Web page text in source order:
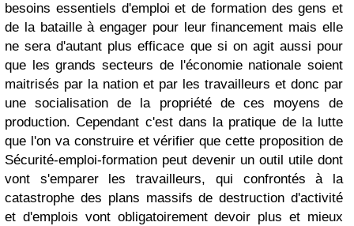
besoins essentiels d'emploi et de formation des gens et
de la bataille à engager pour leur financement mais elle
ne sera d'autant plus efficace que si on agit aussi pour
que les grands secteurs de l'économie nationale soient
maitrisés par la nation et par les travailleurs et donc par
une socialisation de la propriété de ces moyens de
production. Cependant c'est dans la pratique de la lutte
que l'on va construire et vérifier que cette proposition de
Sécurité-emploi-formation peut devenir un outil utile dont
vont s'emparer les travailleurs, qui confrontés à la
catastrophe des plans massifs de destruction d'activité
et d'emplois vont obligatoirement devoir plus et mieux